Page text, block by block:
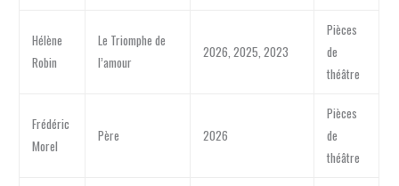
Hélène
Robin
Le Triomphe de
l’amour
2026, 2025, 2023
Pièces
de
théâtre
Frédéric
Morel
Père 2026
Pièces
de
théâtre